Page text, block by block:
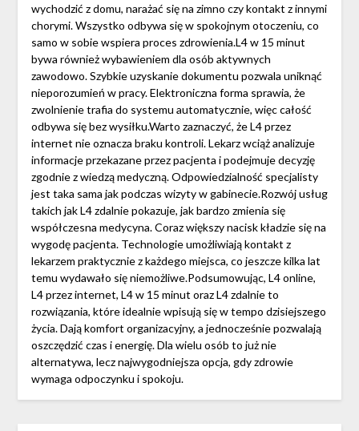
wychodzić z domu, narażać się na zimno czy kontakt z innymi
chorymi. Wszystko odbywa się w spokojnym otoczeniu, co
samo w sobie wspiera proces zdrowienia.L4 w 15 minut
bywa również wybawieniem dla osób aktywnych
zawodowo. Szybkie uzyskanie dokumentu pozwala uniknąć
nieporozumień w pracy. Elektroniczna forma sprawia, że
zwolnienie trafia do systemu automatycznie, więc całość
odbywa się bez wysiłku.Warto zaznaczyć, że L4 przez
internet nie oznacza braku kontroli. Lekarz wciąż analizuje
informacje przekazane przez pacjenta i podejmuje decyzję
zgodnie z wiedzą medyczną. Odpowiedzialność specjalisty
jest taka sama jak podczas wizyty w gabinecie.Rozwój usług
takich jak L4 zdalnie pokazuje, jak bardzo zmienia się
współczesna medycyna. Coraz większy nacisk kładzie się na
wygodę pacjenta. Technologie umożliwiają kontakt z
lekarzem praktycznie z każdego miejsca, co jeszcze kilka lat
temu wydawało się niemożliwe.Podsumowując, L4 online,
L4 przez internet, L4 w 15 minut oraz L4 zdalnie to
rozwiązania, które idealnie wpisują się w tempo dzisiejszego
życia. Dają komfort organizacyjny, a jednocześnie pozwalają
oszczędzić czas i energię. Dla wielu osób to już nie
alternatywa, lecz najwygodniejsza opcja, gdy zdrowie
wymaga odpoczynku i spokoju.